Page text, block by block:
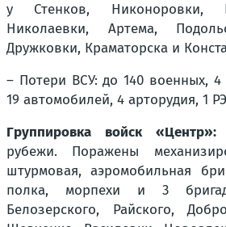
у Стенков, Никоноровки,
Николаевки, Артема,
Дружковки, Краматорска и
– Потери ВСУ: до 140 военных,
19 автомобилей, 4 арторудия, 1
Группировка войск «Центр»:
рубежи. Поражены
штурмовая, аэромобильная
полка, морпехи и 3
Белозерского, Райского,